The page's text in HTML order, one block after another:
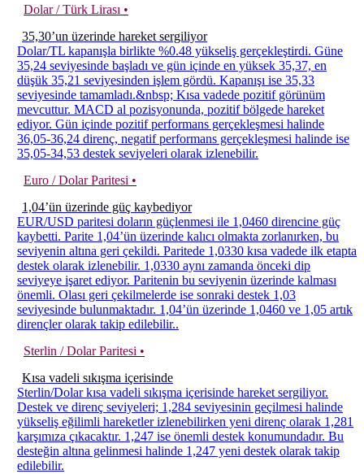
Dolar / Türk Lirası •
35,30’un üzerinde hareket sergiliyor
Dolar/TL kapanışla birlikte %0.48 yükseliş gerçekleştirdi. Güne
35,24 seviyesinde başladı ve gün içinde en yüksek 35,37, en
düşük 35,21 seviyesinden işlem gördü. Kapanışı ise 35,33
seviyesinde tamamladı.&nbsp; Kısa vadede pozitif görünüm
mevcuttur. MACD al pozisyonunda, pozitif bölgede hareket
ediyor. Gün içinde pozitif performans gerçekleşmesi halinde
36,05-36,24 direnç, negatif performans gerçekleşmesi halinde ise
35,05-34,53 destek seviyeleri olarak izlenebilir.
Euro / Dolar Paritesi •
1,04’ün üzerinde güç kaybediyor
EUR/USD paritesi doların güçlenmesi ile 1,0460 direncine güç
kaybetti. Parite 1,04’ün üzerinde kalıcı olmakta zorlanırken, bu
seviyenin altına geri çekildi. Paritede 1,0330 kısa vadede ilk etapta
destek olarak izlenebilir. 1,0330 aynı zamanda önceki dip
seviyeye işaret ediyor. Paritenin bu seviyenin üzerinde kalması
önemli. Olası geri çekilmelerde ise sonraki destek 1,03
seviyesinde bulunmaktadır. 1,04’ün üzerinde 1,0460 ve 1,05 artık
dirençler olarak takip edilebilir..
Sterlin / Dolar Paritesi •
Kısa vadeli sıkışma içerisinde
Sterlin/Dolar kısa vadeli sıkışma içerisinde hareket sergiliyor.
Destek ve direnç seviyeleri; 1,284 seviyesinin geçilmesi halinde
yükseliş eğilimli hareketler izlenebilirken yeni direnç olarak 1,281
karşımıza çıkacaktır. 1,247 ise önemli destek konumundadır. Bu
desteğin altına gelinmesi halinde 1,247 yeni destek olarak takip
edilebilir.